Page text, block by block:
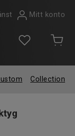
Mitt konto
Collection